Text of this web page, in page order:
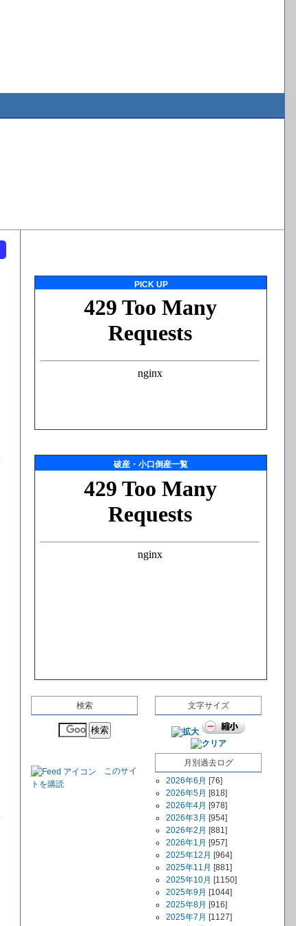
PICK UP
破産・小口倒産一覧
検索
このサイ
トを購読
文字サイズ
月別過去ログ
2026年6月 [76]
2026年5月 [818]
2026年4月 [978]
2026年3月 [954]
2026年2月 [881]
2026年1月 [957]
2025年12月 [964]
2025年11月 [881]
2025年10月 [1150]
2025年9月 [1044]
2025年8月 [916]
2025年7月 [1127]